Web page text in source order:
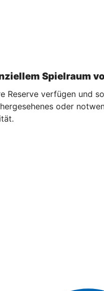
Spielraum
Reserve verfügen und
oder